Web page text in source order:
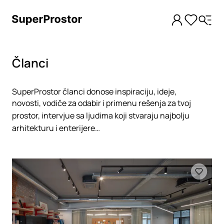
Članci
SuperProstor članci donose inspiraciju, ideje,
novosti, vodiče za odabir i primenu rešenja za tvoj
prostor, intervjue sa ljudima koji stvaraju najbolju
arhitekturu i enterijere…
Loading